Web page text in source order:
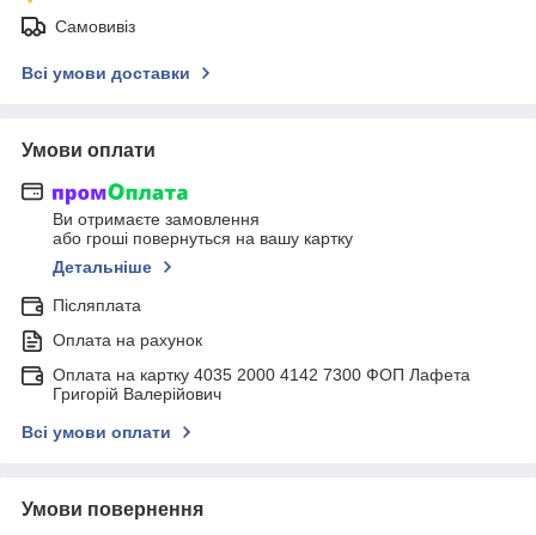
Самовивіз
Всі умови доставки
Умови оплати
Ви отримаєте замовлення
або гроші повернуться на вашу картку
Детальніше
Післяплата
Оплата на рахунок
Оплата на картку 4035 2000 4142 7300 ФОП Лафета
Григорій Валерійович
Всі умови оплати
Умови повернення